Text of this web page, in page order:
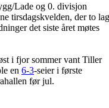
Lade og 0. divisjon
tirsdagskvelden, der to lag
det siste året møtes
i fjor sommer vant Tiller
en 6-3-seier i første
før jul.